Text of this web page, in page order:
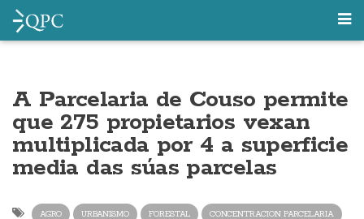
A Parcelaria de Couso permite
que 275 propietarios vexan
multiplicada por 4 a superficie
media das súas parcelas
AGRO URBANISMO FORESTAL CONCENTRACION PARCELARIA